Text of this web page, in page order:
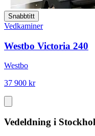
Snabbtitt
Vedkaminer
Westbo Victoria 240
Westbo
37 900 kr
Vedeldning i